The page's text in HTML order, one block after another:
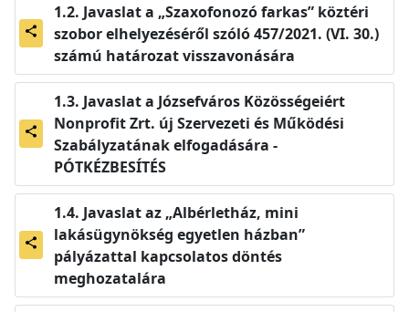
share
Javaslat a „Szaxofonozó farkas” köztéri
szobor elhelyezéséről szóló 457/2021. (VI. 30.)
számú határozat visszavonására
share
Javaslat a Józsefváros Közösségeiért
Nonprofit Zrt. új Szervezeti és Működési
Szabályzatának elfogadására -
PÓTKÉZBESÍTÉS
share
Javaslat az „Albérletház, mini
lakásügynökség egyetlen házban”
pályázattal kapcsolatos döntés
meghozatalára